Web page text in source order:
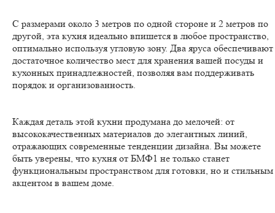
С размерами около 3 метров по одной стороне и 2 метров по
другой, эта кухня идеально впишется в любое пространство,
оптимально используя угловую зону. Два яруса обеспечивают
достаточное количество мест для хранения вашей посуды и
кухонных принадлежностей, позволяя вам поддерживать
порядок и организованность.
Каждая деталь этой кухни продумана до мелочей: от
высококачественных материалов до элегантных линий,
отражающих современные тенденции дизайна. Вы можете
быть уверены, что кухня от БМФ1 не только станет
функциональным пространством для готовки, но и стильным
акцентом в вашем доме.